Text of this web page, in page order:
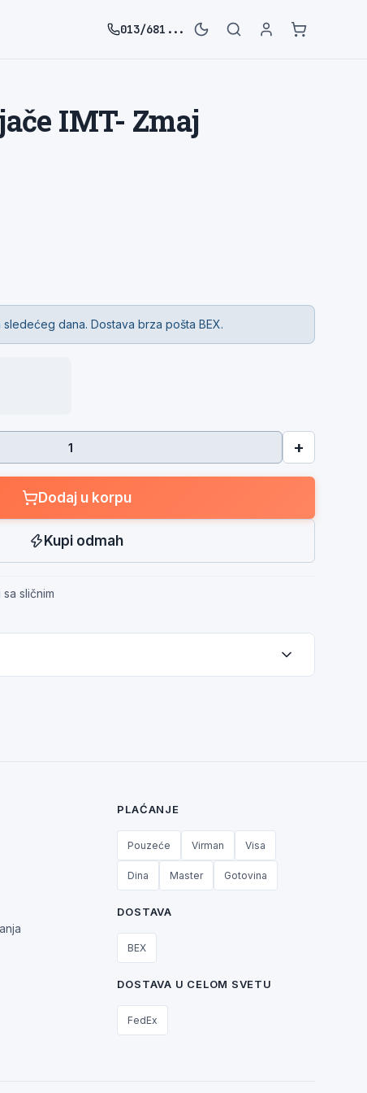
013/681...
IMT- Zmaj
sledećeg dana. Dostava brza pošta BEX.
+
Dodaj u korpu
Kupi odmah
sličnim
PLAĆANJE
Pouzeće Virman Visa
Dina Master Gotovina
DOSTAVA
BEX
DOSTAVA U CELOM SVETU
FedEx